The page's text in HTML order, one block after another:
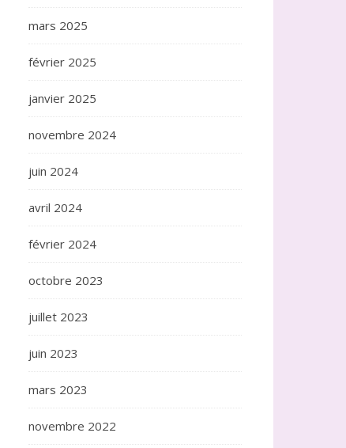
mars 2025
février 2025
janvier 2025
novembre 2024
juin 2024
avril 2024
février 2024
octobre 2023
juillet 2023
juin 2023
mars 2023
novembre 2022